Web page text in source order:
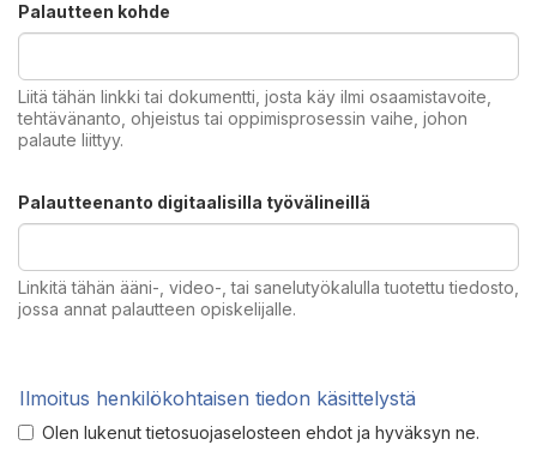
Palautteen kohde
Liitä tähän linkki tai dokumentti, josta käy ilmi osaamistavoite,
tehtävänanto, ohjeistus tai oppimisprosessin vaihe, johon
palaute liittyy.
Palautteenanto digitaalisilla työvälineillä
Linkitä tähän ääni-, video-, tai sanelutyökalulla tuotettu tiedosto,
jossa annat palautteen opiskelijalle.
Ilmoitus henkilökohtaisen tiedon käsittelystä
Olen lukenut tietosuojaselosteen ehdot ja hyväksyn ne.